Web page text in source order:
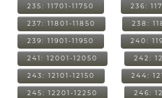
235: 11701-11750 236:
237: 11801-11850 238:
239: 11901-11950 240:
241: 12001-12050 242:
243: 12101-12150 244:
245: 12201-12250 246: